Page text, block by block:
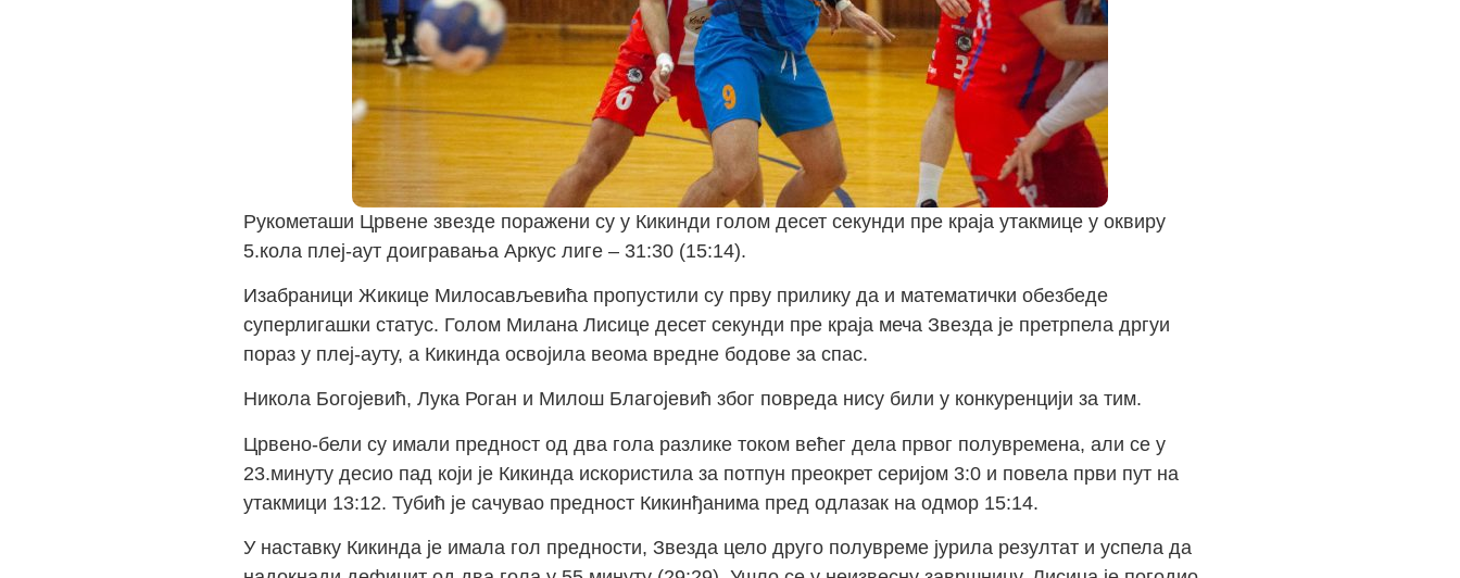
Рукометаши Црвене звезде поражени су у Кикинди голом десет секунди пре краја утакмице у оквиру
5.кола плеј-аут доигравања Аркус лиге – 31:30 (15:14).
Изабраници Жикице Милосављевића пропустили су прву прилику да и математички обезбеде
суперлигашки статус. Голом Милана Лисице десет секунди пре краја меча Звезда је претрпела дргуи
пораз у плеј-ауту, а Кикинда освојила веома вредне бодове за спас.
Никола Богојевић, Лука Роган и Милош Благојевић због повреда нису били у конкуренцији за тим.
Црвено-бели су имали предност од два гола разлике током већег дела првог полувремена, али се у
23.минуту десио пад који је Кикинда искористила за потпун преокрет серијом 3:0 и повела први пут на
утакмици 13:12. Тубић је сачувао предност Кикинђанима пред одлазак на одмор 15:14.
У наставку Кикинда је имала гол предности, Звезда цело друго полувреме јурила резултат и успела да